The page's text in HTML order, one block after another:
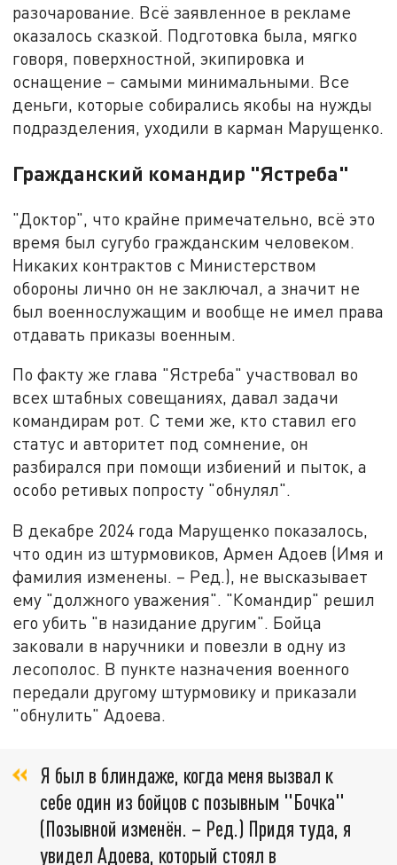
разочарование. Всё заявленное в рекламе
оказалось сказкой. Подготовка была, мягко
говоря, поверхностной, экипировка и
оснащение – самыми минимальными. Все
деньги, которые собирались якобы на нужды
подразделения, уходили в карман Марущенко.
Гражданский командир "Ястреба"
"Доктор", что крайне примечательно, всё это
время был сугубо гражданским человеком.
Никаких контрактов с Министерством
обороны лично он не заключал, а значит не
был военнослужащим и вообще не имел права
отдавать приказы военным.
По факту же глава "Ястреба" участвовал во
всех штабных совещаниях, давал задачи
командирам рот. С теми же, кто ставил его
статус и авторитет под сомнение, он
разбирался при помощи избиений и пыток, а
особо ретивых попросту "обнулял".
В декабре 2024 года Марущенко показалось,
что один из штурмовиков, Армен Адоев (Имя и
фамилия изменены. – Ред.), не высказывает
ему "должного уважения". "Командир" решил
его убить "в назидание другим". Бойца
заковали в наручники и повезли в одну из
лесополос. В пункте назначения военного
передали другому штурмовику и приказали
"обнулить" Адоева.
Я был в блиндаже, когда меня вызвал к
себе один из бойцов с позывным "Бочка"
(Позывной изменён. – Ред.) Придя туда, я
увидел Адоева, который стоял в